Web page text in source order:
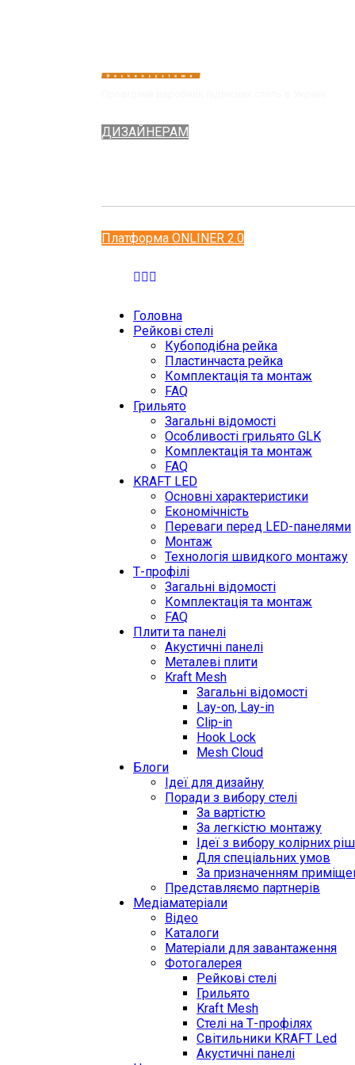
ДИЗАЙНЕРАМ
Платформа ONLINER 2.0
Головна
Рейкові стелі
Кубоподібна рейка
Пластинчаста рейка
Комплектація та монтаж
FAQ
Грильято
Загальні відомості
Особливості грильято GLK
Комплектація та монтаж
FAQ
KRAFT LED
Основні характеристики
Економічність
Переваги перед LED-панелями
Монтаж
Технологія швидкого монтажу
Т-профілі
Загальні відомості
Комплектація та монтаж
FAQ
Плити та панелі
Акустичні панелі
Металеві плити
Kraft Mesh
Загальні відомості
Lay-on, Lay-in
Clip-in
Hook Lock
Mesh Cloud
Блоги
Ідеї для дизайну
Поради з вибору стелі
За вартістю
За легкістю монтажу
Ідеї з вибору колірних
Для спеціальних умов
За призначенням
Представляємо партнерів
Медіаматеріали
Відео
Каталоги
Матеріали для завантаження
Фотогалерея
Рейкові стелі
Грильято
Kraft Mesh
Стелі на Т-профілях
Світильники KRAFT Led
Акустичні панелі